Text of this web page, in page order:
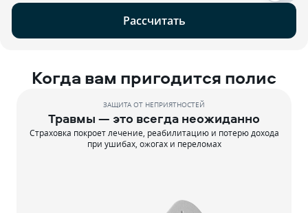
Рассчитать
Когда вам пригодится полис
ЗАЩИТА ОТ НЕПРИЯТНОСТЕЙ
Травмы — это всегда неожиданно
Страховка покроет лечение, реабилитацию и потерю дохода
при ушибах, ожогах и переломах